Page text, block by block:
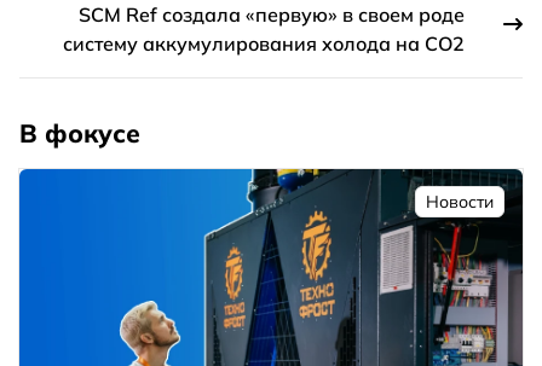
SCM Ref создала «первую» в своем роде
систему аккумулирования холода на CO2
В фокусе
Новости